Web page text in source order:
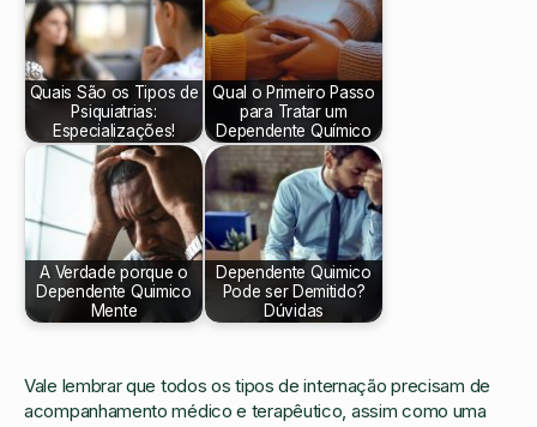
Quais São os Tipos de
Psiquiatrias:
Especializações!
Qual o Primeiro Passo
para Tratar um
Dependente Químico
A Verdade porque o
Dependente Quimico
Mente
Dependente Quimico
Pode ser Demitido?
Dúvidas
Vale lembrar que todos os tipos de internação precisam de
acompanhamento médico e terapêutico, assim como uma